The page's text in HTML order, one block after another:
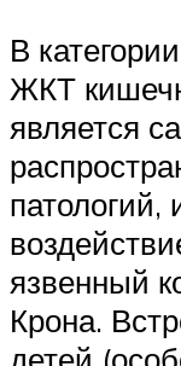
В
ЖКТ
является
язвенный
Крона.
детей